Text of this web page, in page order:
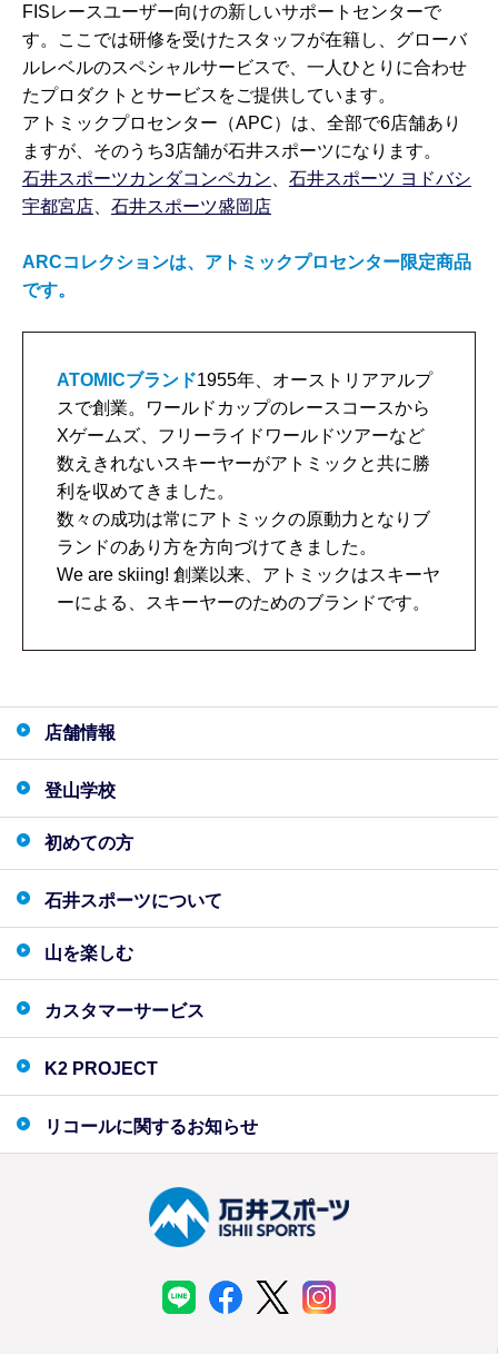
FISレースユーザー向けの新しいサポートセンターで
す。ここでは研修を受けたスタッフが在籍し、グローバ
ルレベルのスペシャルサービスで、一人ひとりに合わせ
たプロダクトとサービスをご提供しています。
アトミックプロセンター（APC）は、全部で6店舗あり
ますが、そのうち3店舗が石井スポーツになります。
石井スポーツカンダコンペカン
石井スポーツ ヨドバシ
宇都宮店
石井スポーツ盛岡店
ARCコレクションは、アトミックプロセンター限定商品
です。
ATOMICブランド1955年、オーストリアアルプ
スで創業。ワールドカップのレースコースから
Xゲームズ、フリーライドワールドツアーなど
数えきれないスキーヤーがアトミックと共に勝
利を収めてきました。
数々の成功は常にアトミックの原動力となりブ
ランドのあり方を方向づけてきました。
We are skiing! 創業以来、アトミックはスキーヤ
ーによる、スキーヤーのためのブランドです。
店舗情報
登山学校
初めての方
石井スポーツについて
山を楽しむ
カスタマーサービス
K2 PROJECT
リコールに関するお知らせ